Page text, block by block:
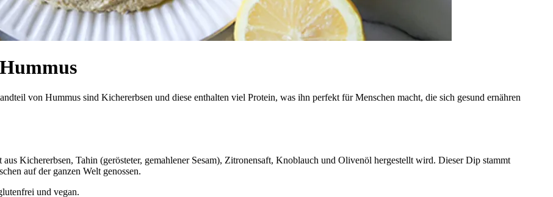
von Hummus sind Kichererbsen und diese enthalten viel Protein, was ihn perfekt für Menschen macht, die sich gesund ernähren
Kichererbsen, Tahin (gerösteter, gemahlener Sesam), Zitronensaft, Knoblauch und Olivenöl hergestellt wird. Dieser Dip stammt
auf der ganzen Welt genossen.
und vegan.